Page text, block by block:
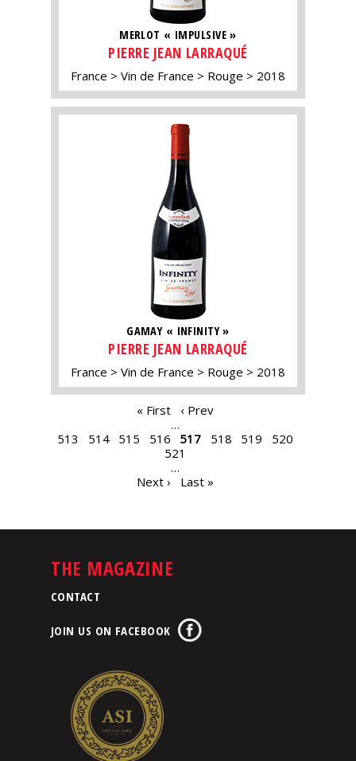
MERLOT « IMPULSIVE »
PIERRE JEAN LARRAQUÉ
France Vin de France Rouge 2018
GAMAY « INFINITY »
PIERRE JEAN LARRAQUÉ
France Vin de France Rouge 2018
« First
‹ Prev
…
513
514 515 516 517 518 519
520
521
…
Next ›
Last »
THE MAGAZINE
CONTACT
JOIN US ON FACEBOOK